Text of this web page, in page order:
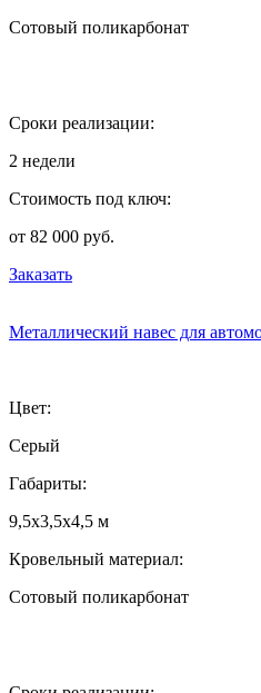
Сотовый поликарбонат
Сроки реализации:
2 недели
Стоимость под ключ:
от 82 000 руб.
Заказать
Металлический навес для
Цвет:
Серый
Габариты:
9,5х3,5х4,5 м
Кровельный материал:
Сотовый поликарбонат